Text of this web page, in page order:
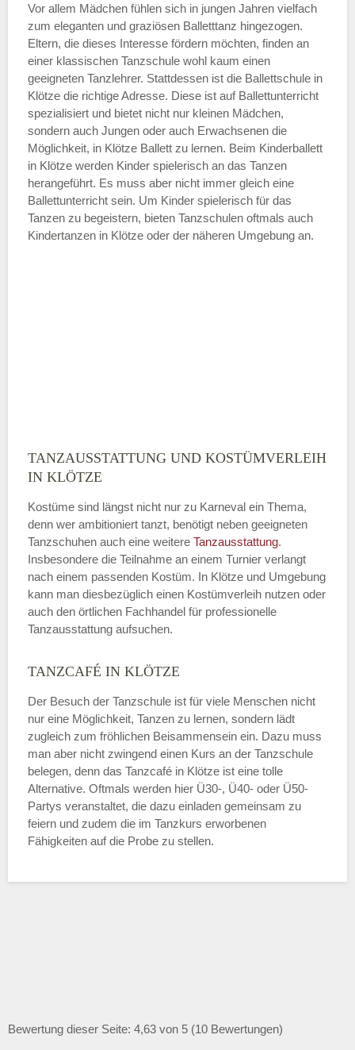
ÖFFNUNGSZEITEN HINZUFÜGEN
Freitag
—
ÖFFNUNGSZEITEN HINZUFÜGEN
Samstag
ABSENDEN
Vor allem Mädchen fühlen sich in jungen Jahren vielfach
zum eleganten und graziösen Balletttanz hingezogen.
Eltern, die dieses Interesse fördern möchten, finden an
einer klassischen Tanzschule wohl kaum einen
geeigneten Tanzlehrer. Stattdessen ist die Ballettschule in
Klötze die richtige Adresse. Diese ist auf Ballettunterricht
spezialisiert und bietet nicht nur kleinen Mädchen,
sondern auch Jungen oder auch Erwachsenen die
Möglichkeit, in Klötze Ballett zu lernen. Beim Kinderballett
in Klötze werden Kinder spielerisch an das Tanzen
herangeführt. Es muss aber nicht immer gleich eine
Ballettunterricht sein. Um Kinder spielerisch für das
Tanzen zu begeistern, bieten Tanzschulen oftmals auch
Kindertanzen in Klötze oder der näheren Umgebung an.
TANZAUSSTATTUNG UND KOSTÜMVERLEIH
IN KLÖTZE
Kostüme sind längst nicht nur zu Karneval ein Thema,
denn wer ambitioniert tanzt, benötigt neben geeigneten
Tanzschuhen auch eine weitere Tanzausstattung.
Insbesondere die Teilnahme an einem Turnier verlangt
nach einem passenden Kostüm. In Klötze und Umgebung
kann man diesbezüglich einen Kostümverleih nutzen oder
auch den örtlichen Fachhandel für professionelle
Tanzausstattung aufsuchen.
TANZCAFÉ IN KLÖTZE
Der Besuch der Tanzschule ist für viele Menschen nicht
nur eine Möglichkeit, Tanzen zu lernen, sondern lädt
zugleich zum fröhlichen Beisammensein ein. Dazu muss
man aber nicht zwingend einen Kurs an der Tanzschule
belegen, denn das Tanzcafé in Klötze ist eine tolle
Alternative. Oftmals werden hier Ü30-, Ü40- oder Ü50-
Partys veranstaltet, die dazu einladen gemeinsam zu
feiern und zudem die im Tanzkurs erworbenen
Fähigkeiten auf die Probe zu stellen.
Bewertung dieser Seite: 4,63 von 5 (10 Bewertungen)